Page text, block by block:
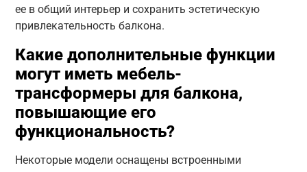
ее в общий интерьер и сохранить эстетическую
привлекательность балкона.
Какие дополнительные функции
могут иметь мебель-
трансформеры для балкона,
повышающие его
функциональность?
Некоторые модели оснащены встроенными